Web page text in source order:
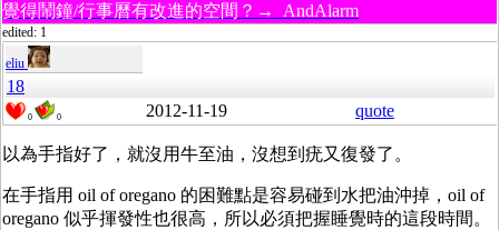
覺得鬧鐘/行事曆有改進的空間？→ AndAlarm
edited: 1
eliu
18
0 0 2012-11-19 quote
以為手指好了，就沒用牛至油，沒想到疣又復發了。
在手指用 oil of oregano 的困難點是容易碰到水把油沖掉，oil of
oregano 似乎揮發性也很高，所以必須把握睡覺時的這段時間。